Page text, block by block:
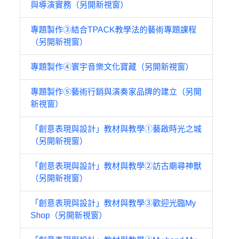
與導演實務（另開新視窗）
專題製作③結合TPACK教學法的藝術專題課程
（另開新視窗）
專題製作④寰宇音樂文化寶藏（另開新視窗）
專題製作⑤藝術行銷與演奏家品牌的建立（另開
新視窗）
「創意表現與設計」教材與教學①藝啟時光之城
（另開新視窗）
「創意表現與設計」教材與教學②訪古廟尋神獸
（另開新視窗）
「創意表現與設計」教材與教學③歡迎光臨My
Shop（另開新視窗）